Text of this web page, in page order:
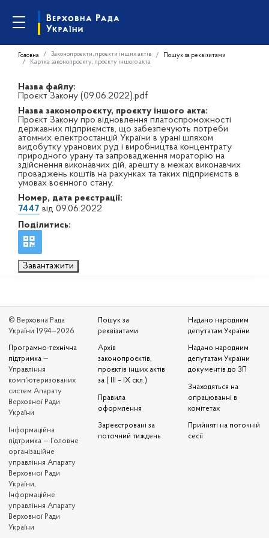
Головна Законопроєкти, проєкти інших актів
Пошук за реквізитами
Картка законопроєкту, проєкту іншого акта
Назва файлу:
Проєкт Закону (09.06.2022).pdf
Назва законопроєкту, проєкту іншого акта:
Проєкт Закону про відновлення платоспроможності
державних підприємств, що забезпечують потреби
атомних електростанцій України в урані шляхом
видобутку уранових руд і виробництва концентрату
природного урану та запровадження мораторію на
здійснення виконавчих дій, арешту в межах виконавчих
проваджень коштів на рахунках та таких підприємств в
умовах воєнного стану.
Номер, дата реєстрації:
7447 від 09.06.2022
Поділитись:
Завантажити
© Верховна Рада
України 1994—2026
Програмно-технічна
підтримка —
Управління
комп'ютеризованих
систем Апарату
Верховної Ради
України
Iнформаційна
підтримка — Головне
організаційне
управління Апарату
Верховної Ради
України,
Інформаційне
управління Апарату
Верховної Ради
України
Пошук за
реквізитами
Архів
законопроєктів,
проєктів інших актів
за ( III – IX скл.)
Правила
оформлення
Зареєстровані за
поточний тиждень
Надано народним
депутатам України
Надано народним
депутатам України
документів до ЗП
Знаходяться на
опрацюванні в
комітетах
Прийняті на поточній
сесії